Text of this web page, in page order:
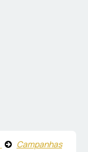
Campanhas